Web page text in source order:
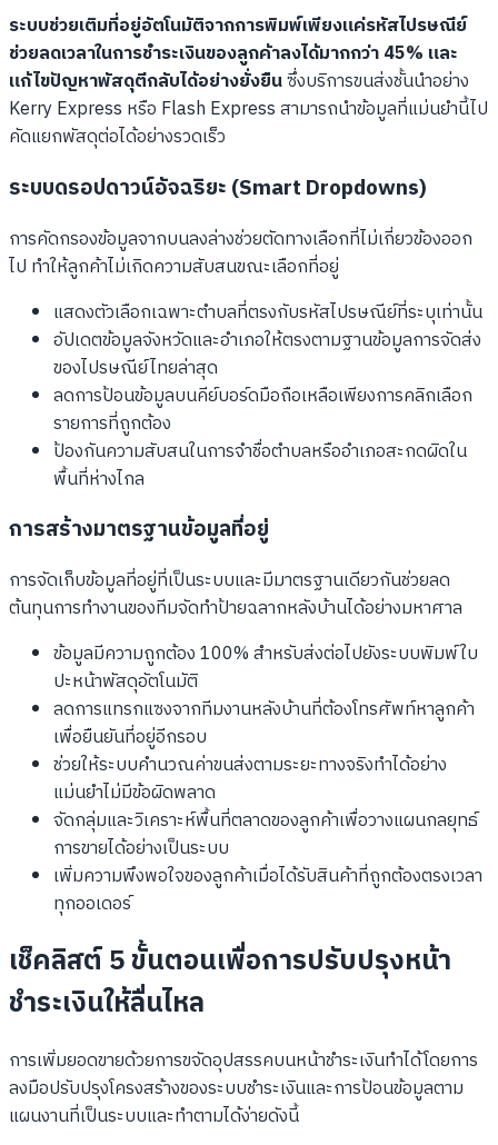
ระบบช่วยเติมที่อยู่อัตโนมัติจากการพิมพ์เพียงแค่รหัสไปรษณีย์
ช่วยลดเวลาในการชำระเงินของลูกค้าลงได้มากกว่า 45% และ
แก้ไขปัญหาพัสดุตีกลับได้อย่างยั่งยืนซึ่งบริการขนส่งชั้นนำอย่าง
Kerry Express หรือ Flash Express สามารถนำข้อมูลที่แม่นยำนี้ไป
คัดแยกพัสดุต่อได้อย่างรวดเร็ว
ระบบดรอปดาวน์อัจฉริยะ (Smart Dropdowns)
การคัดกรองข้อมูลจากบนลงล่างช่วยตัดทางเลือกที่ไม่เกี่ยวข้องออก
ไป ทำให้ลูกค้าไม่เกิดความสับสนขณะเลือกที่อยู่
แสดงตัวเลือกเฉพาะตำบลที่ตรงกับรหัสไปรษณีย์ที่ระบุเท่านั้น
อัปเดตข้อมูลจังหวัดและอำเภอให้ตรงตามฐานข้อมูลการจัดส่ง
ของไปรษณีย์ไทยล่าสุด
ลดการป้อนข้อมูลบนคีย์บอร์ดมือถือเหลือเพียงการคลิกเลือก
รายการที่ถูกต้อง
ป้องกันความสับสนในการจำชื่อตำบลหรืออำเภอสะกดผิดใน
พื้นที่ห่างไกล
การสร้างมาตรฐานข้อมูลที่อยู่
การจัดเก็บข้อมูลที่อยู่ที่เป็นระบบและมีมาตรฐานเดียวกันช่วยลด
ต้นทุนการทำงานของทีมจัดทำป้ายฉลากหลังบ้านได้อย่างมหาศาล
ข้อมูลมีความถูกต้อง 100% สำหรับส่งต่อไปยังระบบพิมพ์ใบ
ปะหน้าพัสดุอัตโนมัติ
ลดการแทรกแซงจากทีมงานหลังบ้านที่ต้องโทรศัพท์หาลูกค้า
เพื่อยืนยันที่อยู่อีกรอบ
ช่วยให้ระบบคํานวณค่าขนส่งตามระยะทางจริงทำได้อย่าง
แม่นยำไม่มีข้อผิดพลาด
จัดกลุ่มและวิเคราะห์พื้นที่ตลาดของลูกค้าเพื่อวางแผนกลยุทธ์
การขายได้อย่างเป็นระบบ
เพิ่มความพึงพอใจของลูกค้าเมื่อได้รับสินค้าที่ถูกต้องตรงเวลา
ทุกออเดอร์
เช็คลิสต์ 5 ขั้นตอนเพื่อการปรับปรุงหน้า
ชำระเงินให้ลื่นไหล
การเพิ่มยอดขายด้วยการขจัดอุปสรรคบนหน้าชำระเงินทำได้โดยการ
ลงมือปรับปรุงโครงสร้างของระบบชำระเงินและการป้อนข้อมูลตาม
แผนงานที่เป็นระบบและทำตามได้ง่ายดังนี้